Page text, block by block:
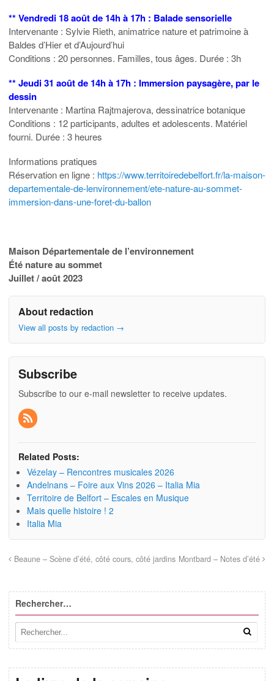
** Vendredi 18 août de 14h à 17h : Balade sensorielle
Intervenante : Sylvie Rieth, animatrice nature et patrimoine à
Baldes d’Hier et d’Aujourd’hui
Conditions : 20 personnes. Familles, tous âges. Durée : 3h
** Jeudi 31 août de 14h à 17h : Immersion paysagère, par le
dessin
Intervenante : Martina Rajtmajerova, dessinatrice botanique
Conditions : 12 participants, adultes et adolescents. Matériel
fourni. Durée : 3 heures
Informations pratiques
Réservation en ligne : https://www.territoiredebelfort.fr/la-maison-
departementale-de-lenvironnement/ete-nature-au-sommet-
immersion-dans-une-foret-du-ballon
Maison Départementale de l’environnement
Été nature au sommet
Juillet / août 2023
About redaction
View all posts by redaction →
Subscribe
Subscribe to our e-mail newsletter to receive updates.
Related Posts:
Vézelay – Rencontres musicales 2026
Andelnans – Foire aux Vins 2026 – Italia Mia
Territoire de Belfort – Escales en Musique
Mais quelle histoire ! 2
Italia Mia
Beaune – Scène d’été, côté cours, côté jardins Montbard – Notes d’été
Rechercher…